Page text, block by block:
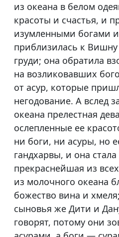
из океана в белом
красоты и счастья, и
изумленными богами
приблизилась к Вишну
груди; она обратила
на возликовавших
от асур, которые
негодование. А вслед
океана прелестная
ослепленные ее
ни боги, ни асуры, но
гандхарвы, и она стала
прекраснейшая из
из молочного океана
божество вина и
сыновья же Дити и
говорят, потому они